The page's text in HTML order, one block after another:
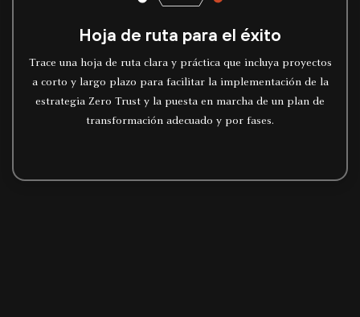
Hoja de ruta para el éxito
Trace una hoja de ruta clara y práctica que incluya proyectos
a corto y largo plazo para facilitar la implementación de la
estrategia Zero Trust y la puesta en marcha de un plan de
transformación adecuado y por fases.